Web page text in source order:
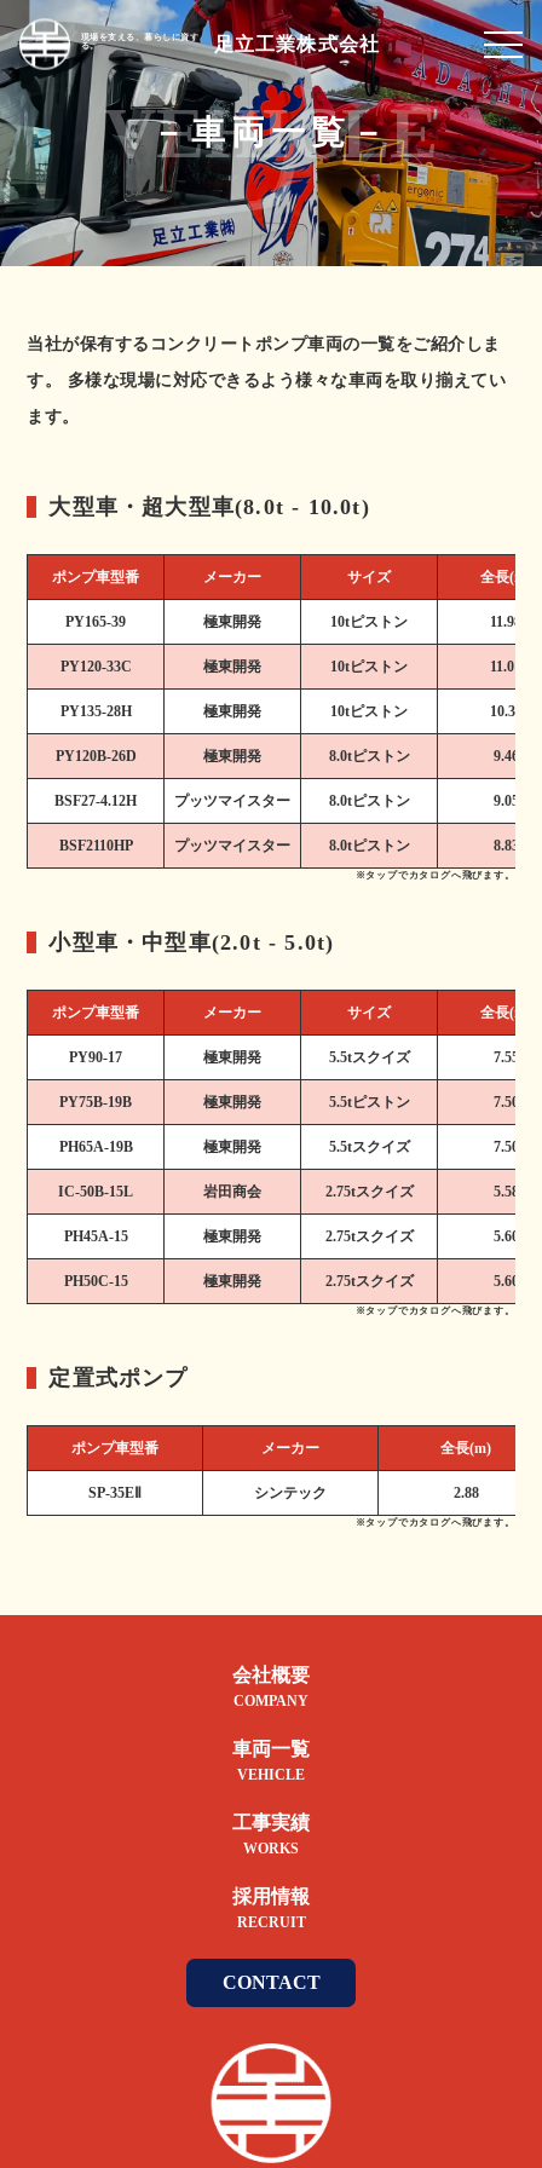
現場を支える、暮らしに資す
る。
足立工業株式会社
－車両一覧－
当社が保有するコンクリートポンプ車両の一覧をご紹介しま
す。
多様な現場に対応できるよう様々な車両を取り揃えてい
ます。
大型車・超大型車(8.0t - 10.0t)
ポンプ車型番 メーカー サイズ 全長(m)
PY165-39 極東開発 10tピストン 11.98
PY120-33C 極東開発 10tピストン 11.01
PY135-28H 極東開発 10tピストン 10.35
PY120B-26D 極東開発 8.0tピストン 9.46
BSF27-4.12H プッツマイスター 8.0tピストン 9.05
BSF2110HP プッツマイスター 8.0tピストン 8.83
※タップでカタログへ飛びます。
小型車・中型車(2.0t - 5.0t)
ポンプ車型番 メーカー サイズ 全長(m)
PY90-17 極東開発 5.5tスクイズ 7.55
PY75B-19B 極東開発 5.5tピストン 7.50
PH65A-19B 極東開発 5.5tスクイズ 7.50
IC-50B-15L 岩田商会 2.75tスクイズ 5.58
PH45A-15 極東開発 2.75tスクイズ 5.60
PH50C-15 極東開発 2.75tスクイズ 5.60
※タップでカタログへ飛びます。
定置式ポンプ
ポンプ車型番 メーカー 全長(m)
SP-35EⅡ シンテック 2.88
※タップでカタログへ飛びます。
会社概要
COMPANY
車両一覧
VEHICLE
工事実績
WORKS
採用情報
RECRUIT
CONTACT